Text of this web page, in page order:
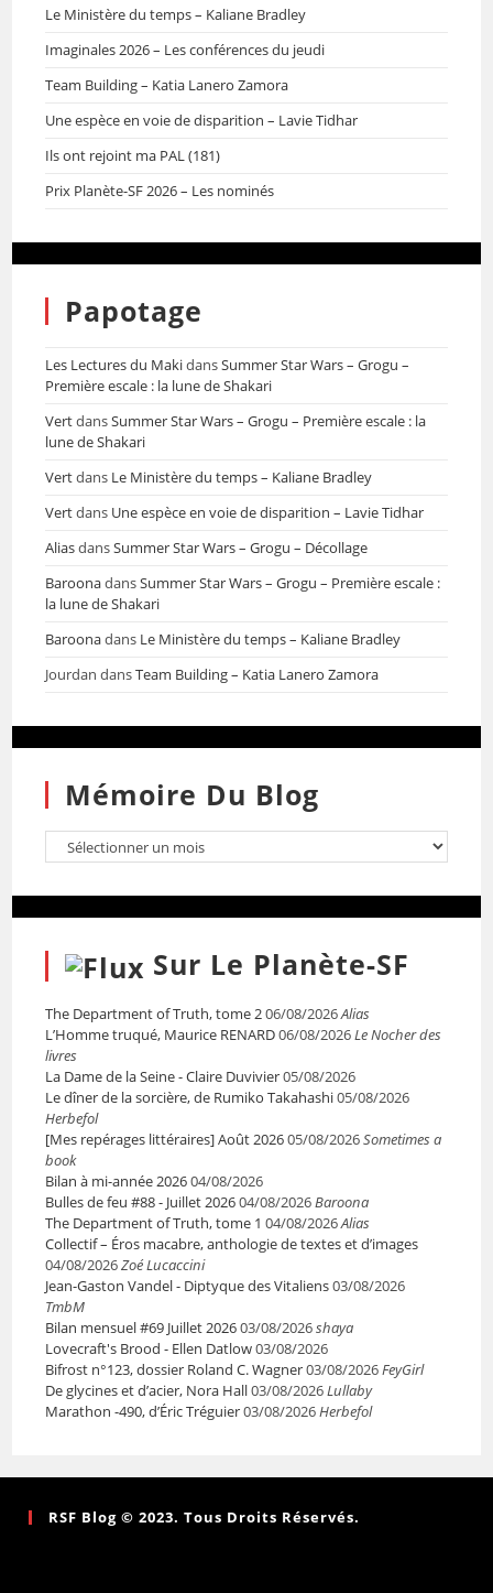
Le Ministère du temps – Kaliane Bradley
Imaginales 2026 – Les conférences du jeudi
Team Building – Katia Lanero Zamora
Une espèce en voie de disparition – Lavie Tidhar
Ils ont rejoint ma PAL (181)
Prix Planète-SF 2026 – Les nominés
Papotage
Les Lectures du MakidansSummer Star Wars – Grogu –
Première escale : la lune de Shakari
VertdansSummer Star Wars – Grogu – Première escale : la
lune de Shakari
Vertdans Le Ministère du temps – Kaliane Bradley
Vertdans Une espèce en voie de disparition – Lavie Tidhar
AliasdansSummer Star Wars – Grogu – Décollage
BaroonadansSummer Star Wars – Grogu – Première escale :
la lune de Shakari
Baroonadans Le Ministère du temps – Kaliane Bradley
Jourdan dansTeam Building – Katia Lanero Zamora
Mémoire Du Blog
Sur Le Planète-SF
The Department of Truth, tome 206/08/2026Alias
L’Homme truqué, Maurice RENARD06/08/2026Le Nocher des
livres
La Dame de la Seine - Claire Duvivier05/08/2026
Le dîner de la sorcière, de Rumiko Takahashi05/08/2026
Herbefol
[Mes repérages littéraires] Août 202605/08/2026Sometimes a
book
Bilan à mi-année 202604/08/2026
Bulles de feu #88 - Juillet 202604/08/2026Baroona
The Department of Truth, tome 1 04/08/2026Alias
Collectif – Éros macabre, anthologie de textes et d’images
04/08/2026Zoé Lucaccini
Jean-Gaston Vandel - Diptyque des Vitaliens03/08/2026
TmbM
Bilan mensuel #69 Juillet 202603/08/2026shaya
Lovecraft's Brood - Ellen Datlow03/08/2026
Bifrost n°123, dossier Roland C. Wagner03/08/2026FeyGirl
De glycines et d’acier, Nora Hall03/08/2026Lullaby
Marathon -490, d’Éric Tréguier03/08/2026Herbefol
RSF Blog © 2023. Tous Droits Réservés.